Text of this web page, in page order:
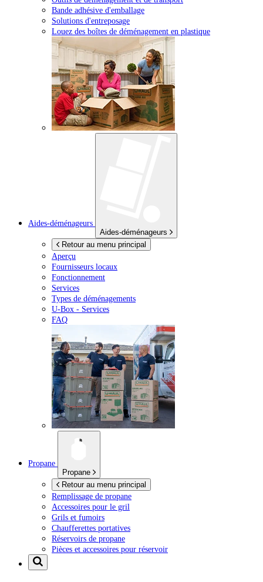
Bande adhésive d'emballage
Solutions d'entreposage
Louez des boîtes de déménagement en plastique
Aides-déménageurs
Aides-déménageurs
Retour au menu principal
Aperçu
Fournisseurs locaux
Fonctionnement
Services
Types de déménagements
U-Box - Services
FAQ
Propane
Propane
Retour au menu principal
Remplissage de propane
Accessoires pour le gril
Grils et fumoirs
Chaufferettes portatives
Réservoirs de propane
Pièces et accessoires pour réservoir